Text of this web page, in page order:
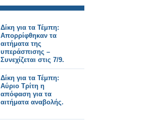
Δίκη για τα Τέμπη:
Απορρίφθηκαν τα
αιτήματα της
υπεράσπισης –
Συνεχίζεται στις 7/9.
Δίκη για τα Τέμπη:
Αύριο Τρίτη η
απόφαση για τα
αιτήματα αναβολής.